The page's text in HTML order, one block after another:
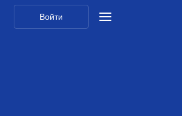
Войти